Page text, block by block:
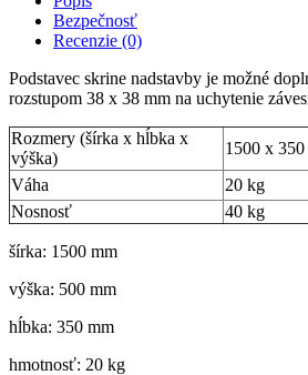
Bezpečnosť
Recenzie (0)
Podstavec skrine nadstavby je možné
rozstupom 38 x 38 mm na uchytenie
Rozmery (šírka x hĺbka x
výška)
1500 x
Váha
20 kg
Nosnosť
40 kg
šírka: 1500 mm
výška: 500 mm
hĺbka: 350 mm
hmotnosť: 20 kg